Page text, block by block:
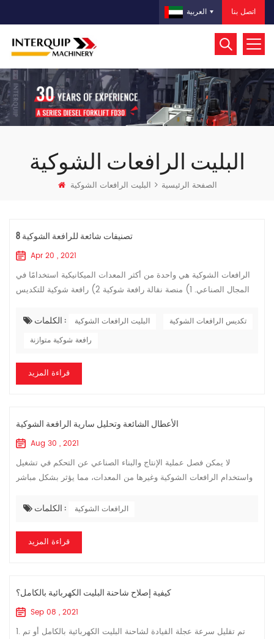
اتصل بنا العربية
البليت الرافعات الشوكية
الصفحة الرئيسية البليت الرافعات الشوكية
8 تصنيفات شائعة للرافعة الشوكية
Apr 20 , 2021
الرافعات الشوكية هي واحدة من أكثر المعدات الميكانيكية استخدامًا في
المجال الصناعي. 1) منصة نقالة رافعة شوكية 2) رافعة شوكية للتكديس
ا...
الكلمات : البليت الرافعات الشوكية
تكديس الرافعات الشوكية
رافعة شوكية متوازنة
قراءة المزيد
الأعطال الشائعة وتحليل سارية الرافعة الشوكية
Aug 30 , 2021
لا يمكن فصل عملية الإنتاج والبناء الصناعي عن التحكم في تشغيل
واستخدام الرافعات الشوكية وغيرها من المعدات، مما يؤثر بشكل مباشر
التشغيل...
الكلمات : الرافعات الشوكية
قراءة المزيد
كيفية إصلاح شاحنة البليت الكهربائية بالكامل؟
Sep 08 , 2021
1. تم تقليل سرعة عجلة القيادة لشاحنة البليت الكهربائية بالكامل أو تم